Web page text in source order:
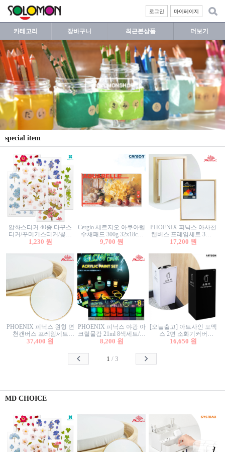
마이페이지
로그인
카테고리 장바구니 최근본상품 더보기
special item
압화스티커 40종 다꾸스
티커/꾸미기스티커/꽃스
티커/압화꽃책갈피/팬시
1,230 원
Cergio 세르지오 아쿠아렐
수채패드 300g 32x18cm
12매 1면제본
9,700 원
PHOENIX 피닉스 아사천
캔버스 프레임세트 3호F
27.3x22cm 캔버스와 올림
17,200 원
PHOENIX 피닉스 원형 면
천캔버스 프레임세트
40cm/원형캔버스/플로팅
37,400 원
PHOENIX 피닉스 야광 아
크릴물감 21ml 8색세트/야
광물감
8,200 원
[오늘출고] 아트사인 포멕
스 2면 소화기커버
1470/1471/소화기커버/소
함/소화기거치대/소화기
16,650 원
1 / 3
MD CHOICE